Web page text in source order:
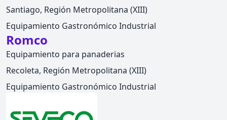
Santiago, Región Metropolitana (XIII)
Equipamiento Gastronómico Industrial
Romco
Equipamiento para panaderias
Recoleta, Región Metropolitana (XIII)
Equipamiento Gastronómico Industrial